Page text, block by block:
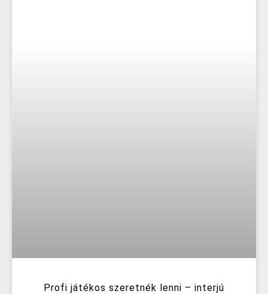
Profi játékos szeretnék lenni – interjú